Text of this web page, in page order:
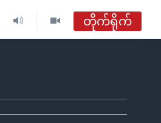
တိုက်ရိုက်
အစီအစဉ်များ